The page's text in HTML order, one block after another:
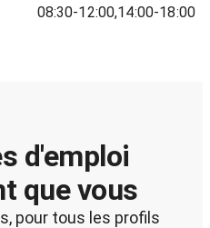
08:30-12:00,14:00-18:00
d'emploi
que vous
pour tous les profils